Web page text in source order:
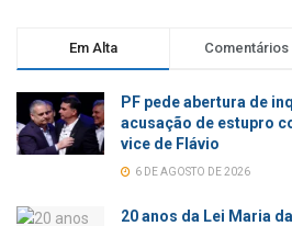
Em Alta Comentários
PF pede abertura de
acusação de estupro
vice de Flávio
6 DE AGOSTO DE 2026
20 anos da Lei Maria